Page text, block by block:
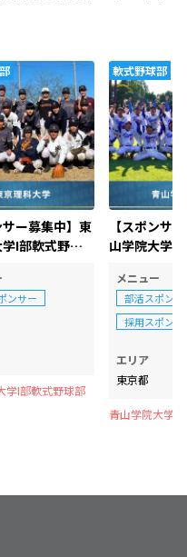
サー募集中】東
I部軟式野球
ンサー
学I部軟式野球部
軟式野球部
【スポンサ
山学院大学
メニュー
部活スポンサ
採用スポンサ
エリア
東京都
青山学院大学